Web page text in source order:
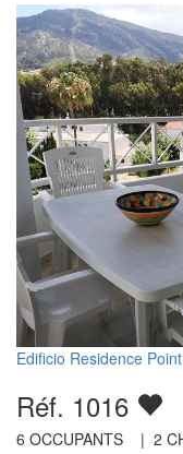
Edificio Residence Point
Réf. 1016
6 OCCUPANTS | 2